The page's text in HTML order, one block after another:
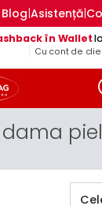
Blog|Asistență|
în Wallet
Cu cont de